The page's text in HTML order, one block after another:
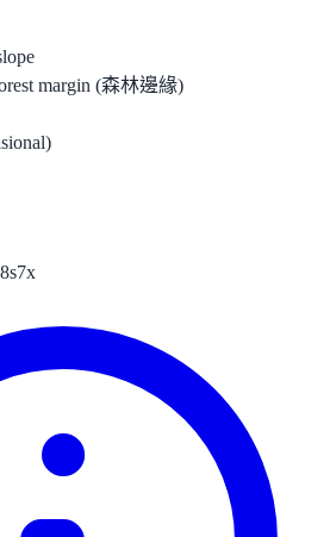
margin (森林邊緣)